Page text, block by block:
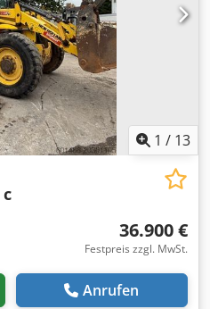
1 / 13
c
36.900 €
Festpreis zzgl. MwSt.
Anrufen